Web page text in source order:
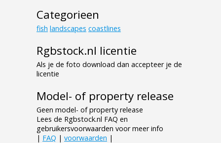
Categorieen
fish landscapes coastlines
Rgbstock.nl licentie
Als je de foto download dan accepteer je de
licentie
Model- of property release
Geen model- of property release
Lees de Rgbstock.nl FAQ en
gebruikersvoorwaarden voor meer info
| FAQ | voorwaarden |